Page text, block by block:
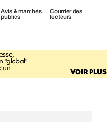
Avis & marchés
publics
Courrier des
lecteurs
"global"
VOIR PLUS